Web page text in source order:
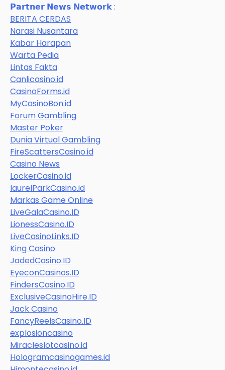
𝗣𝗮𝗿𝘁𝗻𝗲𝗿 𝗡𝗲𝘄𝘀 𝗡𝗲𝘁𝘄𝗼𝗿𝗸 :
BERITA CERDAS
Narasi Nusantara
Kabar Harapan
Warta Pedia
Lintas Fakta
Canlicasino.id
CasinoForms.id
MyCasinoBon.id
Forum Gambling
Master Poker
Dunia Virtual Gambling
FireScattersCasino.id
Casino News
LockerCasino.id
laurelParkCasino.id
Markas Game Online
LiveGalaCasino.ID
LionessCasino.ID
LiveCasinoLinks.ID
King Casino
JadedCasino.ID
EyeconCasinos.ID
FindersCasino.ID
ExclusiveCasinoHire.ID
Jack Casino
FancyReelsCasino.ID
explosioncasino
Miracleslotcasino.id
Hologramcasinogames.id